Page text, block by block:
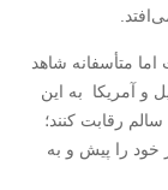
متأسفانه شاهد
و آمریکا به این
رقابت کنند؛
را پیش و به